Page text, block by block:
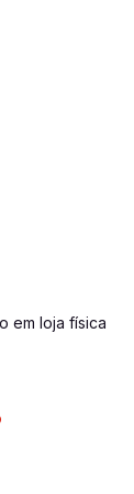
em loja física